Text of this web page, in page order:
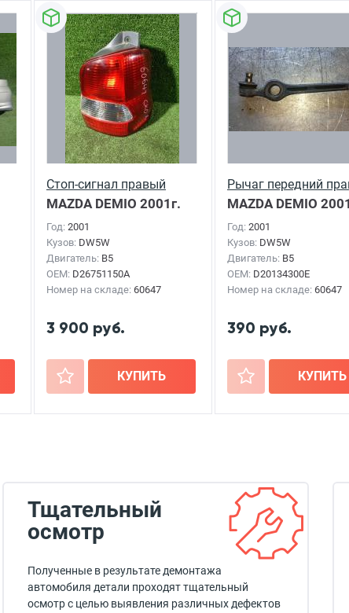
Стоп-сигнал правый
MAZDA DEMIO 2001г.
Год: 2001
Кузов: DW5W
Двигатель: B5
OEM: D26751150A
Номер на складе: 60647
3 900 руб.
+ КУПИТЬ
Рычаг передний
MAZDA DEMIO
Год: 2001
Кузов: DW5W
Двигатель: B5
OEM: D20134300E
Номер на складе: 60647
390 руб.
+ КУПИТЬ
Тщательный
осмотр
Полученные в результате демонтажа
автомобиля детали проходят тщательный
осмотр с целью выявления различных дефектов